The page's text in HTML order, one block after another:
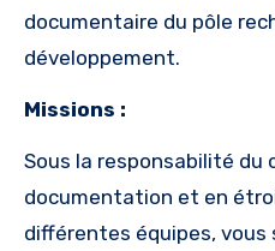
documentaire du pôle
développement.
Missions :
Sous la responsabilité du
documentation et en
différentes équipes, vous